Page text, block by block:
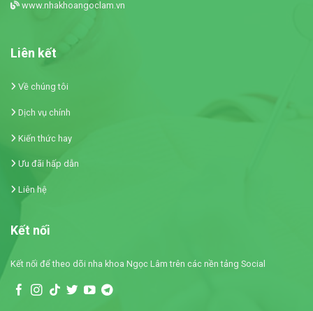
www.nhakhoangoclam.vn
Liên kết
Về chúng tôi
Dịch vụ chính
Kiến thức hay
Ưu đãi hấp dẫn
Liên hệ
Kết nối
Kết nối để theo dõi nha khoa Ngọc Lâm trên các nền tảng Social